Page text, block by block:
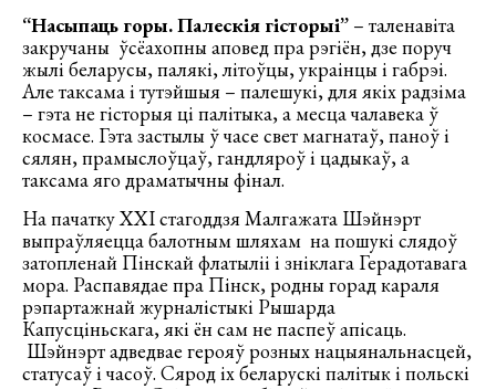
“Насыпаць горы. Палескія гісторыі” – таленавіта
закручаны ўсёахопны аповед пра рэгіён, дзе поруч
жылі беларусы, палякі, літоўцы, украінцы і габрэі.
Але таксама і тутэйшыя – палешукі, для якіх радзіма
– гэта не гісторыя ці палітыка, а месца чалавека ў
космасе. Гэта застылы ў часе свет магнатаў, паноў і
сялян, прамыслоўцаў, гандляроў і цадыкаў, а
таксама яго драматычны фінал.
На пачатку ХХІ стагоддзя Малгажата Шэйнэрт
выпраўляецца балотным шляхам на пошукі слядоў
затопленай Пінскай флатыліі і зніклага Герадотавага
мора. Распавядае пра Пінск, родны горад караля
рэпартажнай журналістыкі Рышарда
Капусціньскага, які ён сам не паспеў апісаць.
Шэйнэрт адведвае герояў розных нацыянальнасцей,
статусаў і часоў. Сярод іх беларускі палітык і польскі